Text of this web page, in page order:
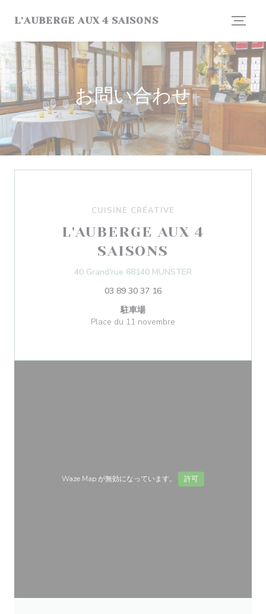
L'AUBERGE AUX 4 SAISONS
お問い合わせ
CUISINE CRÉATIVE
L'AUBERGE AUX 4
SAISONS
40 Grand'rue 68140 MUNSTER((新しいウィンド
03 89 30 37 16
駐車場
Place du 11 novembre
Waze Map が無効になっています。 許可